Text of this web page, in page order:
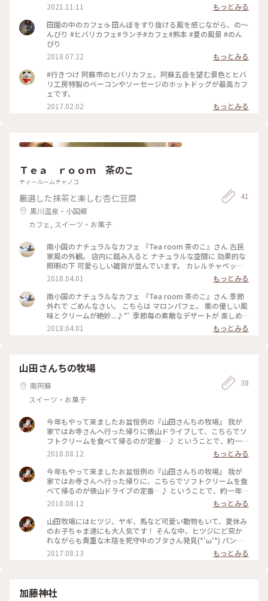
2021.11.11
もっとみる
田園の中のカフェ☕️ 田んぼをすり抜ける風を感じながら、の〜
んびり #ヒバリカフェ#ランチ#カフェ#熊本 #夏の風景 #のん
びり
2018.07.22
もっとみる
#行きつけ 阿蘇市のヒバリカフェ。阿蘇五岳を望む景色とヒバ
リ工房特製のベーコンやソーセージのホットドッグが最高カフ
ェです。
2017.02.02
もっとみる
Ｔｅａ ｒｏｏｍ 茶のこ
ティールームチャノコ
厳選した抹茶と楽しむ杏仁豆腐
黒川温泉・小国郷
カフェ, スイーツ・お菓子
41
南小国のナチュラルなカフェ 『Tea room 茶のこ』さん 古民
家風の外観。 店内に踏み入ると ナチュラルな空間に 効果的な
照明の下 可愛らしい雑貨が並んでいます。 カレルチャペック
さんの紅茶も揃っていて、 缶入りの紅茶をお土産に買いまし
た...♪*ﾟ #南小国 #オシャレなカフェ #ランチ #リーズナブルで
ナチュラルな雑貨 #季節のデザート
2018.04.01
もっとみる
南小国のナチュラルなカフェ 『Tea room 茶のこ』さん 季節
外れで ごめんなさい。 こちらは マロンパフェ。 栗の優しい風
味とクリームが絶妙...♪*ﾟ 季節毎の素敵なデザートが 楽しめ
るカフェです♫꒰･‿･๑꒱ #南小国 #オシャレなカフェ #木のぬく
もり #ランチ #季節のデザート #ナチュラル雑貨
2018.04.01 もっとみる
山田さんちの牧場
南阿蘇
スイーツ・お菓子
38
今年もやって来ましたお盆恒例の『山田さんちの牧場』 我が
家ではお寺さんへ行った帰りに俵山ドライブして、こちらでソ
フトクリームを食べて帰るのが定番…♪ ということで、約一年
ぶりの来店。 なんとソフトクリームのメニューが増えていま
した(°∀°) その中から期間限定の“コーヒーゼリーソフト”を頂
きました。 コーヒーゼリーに全く負けない濃い味の100%牛乳
ソフトクリーム♡ トッピングにはキットカットが刺さってい
ます( ･ิω･ิ) ほろ苦いコーヒーゼリーのおかげで、いつもよりス
よー(^^) #夏色さがし#ソフトクリーム#牧場#おやつ#おみやげ
#ドライブ#馬#ことりっぷ熊本#わたしの街
2018.08.12
もっとみる
今年もやって来ましたお盆恒例の『山田さんちの牧場』 我が
家ではお寺さんへ行った帰りに、こちらでソフトクリームを食
べて帰るのが俵山ドライブの定番…♪ ということで、約一年ぶ
りの来店。 なんとソフトクリームのメニューが増えていまし
た(°∀°) その中から期間限定の“コーヒーゼリーソフト”を頂き
ました。 コーヒーゼリーに全く負けない濃い味の100%牛乳ソ
フトクリーム♡ トッピングにはキットカットが刺さっていま
す( ･ิω･ิ) ほろ苦いコーヒーゼリーのおかげで、いつもよりスッ
ー(^^) #夏色さがし#ソフトクリーム#牧場#おやつ#ドライブ#
2018.08.12
もっとみる
山田牧場にはヒツジ、ヤギ、馬など可愛い動物もいて、夏休み
のお子ちゃま達にも大人気です！ そんな中、ヒツジにど突か
れながらも貴重な木陰を死守中のブタさん発見(*'ω'*) パンパ
ンに膨らんだお腹を見て、なんだか湧いてくる親近感…。笑 妊
婦の暑さはハンパないよねぇ、お互いヽ(´o｀； #ぶた#牧場#
2017.08.13 もっとみる
加藤神社